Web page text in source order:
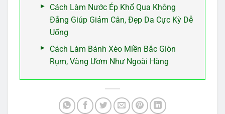
Cách Làm Nước Ép Khổ Qua Không
Đắng Giúp Giảm Cân, Đẹp Da Cực Kỳ Dễ
Uống
Cách Làm Bánh Xèo Miền Bắc Giòn
Rụm, Vàng Ươm Như Ngoài Hàng